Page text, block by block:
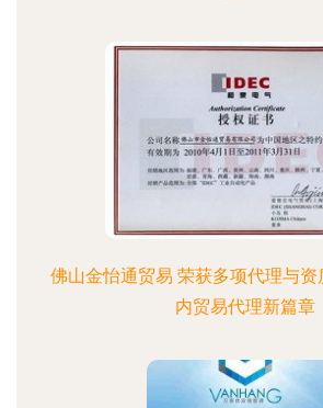
佛山金怡通贸易 荣获多项代理与
内贸易代理新篇章